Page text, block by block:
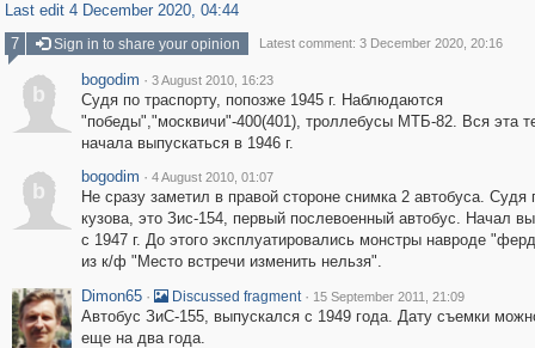
Last edit 4 December 2020, 04:44
7
Sign in to share your opinion Latest comment: 3 December 2020, 20:16
b
bogodim · 3 August 2010, 16:23
Судя по траспорту, попозже 1945 г. Наблюдаются
"победы","москвичи"-400(401), троллебусы МТБ-82. Вся эта
начала выпускаться в 1946 г.
b
bogodim · 4 August 2010, 01:07
Не сразу заметил в правой стороне снимка 2 автобуса.
кузова, это Зис-154, первый послевоенный автобус. Начал
с 1947 г. До этого эксплуатировались монстры навроде
из к/ф "Место встречи изменить нельзя".
Dimon65 · Discussed fragment · 15 September 2011, 21:09
Автобус ЗиС-155, выпускался с 1949 года. Дату съемки
еще на два года.